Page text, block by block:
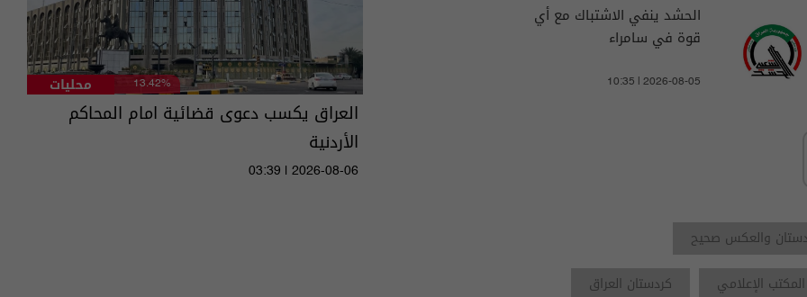
الحشد ينفي الاشتباك مع أي
قوة في سامراء
10:35 | 2026-08-05
والعكس صحيح
المكتب الإعلامي
كردستان العراق
محليات 13.42%
العراق يكسب دعوى قضائية امام المحاكم
الأردنية
03:39 | 2026-08-06